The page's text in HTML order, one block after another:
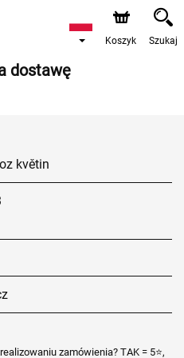
Koszyk Szukaj
dostawę
květin
zamówienia? TAK = 5⭐,